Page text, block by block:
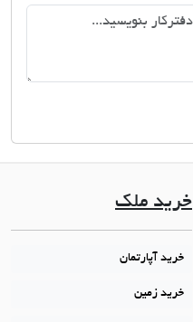
خرید ملک
خرید آپارتمان
خرید زمین